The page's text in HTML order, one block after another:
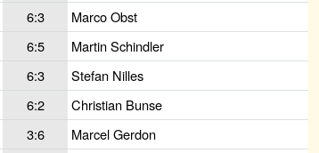
6:3
Marco Obst
6:5
Martin Schindler
6:3
Stefan Nilles
6:2
Christian Bunse
3:6
Marcel Gerdon